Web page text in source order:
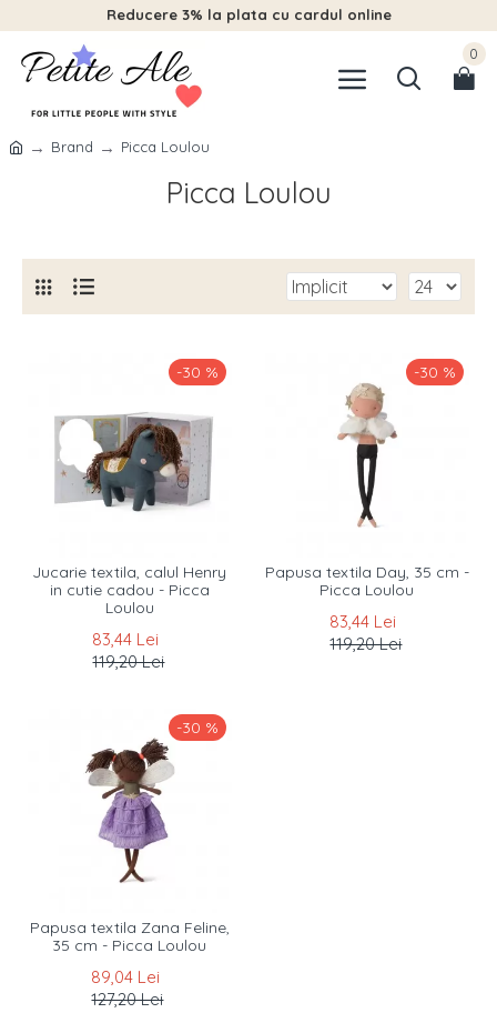
Reducere 3% la plata cu cardul online
0
Brand Picca Loulou
Picca Loulou
-30 %
Jucarie textila, calul Henry
in cutie cadou - Picca
Loulou
83,44 Lei
119,20 Lei
-30 %
Papusa textila Day, 35 cm -
Picca Loulou
83,44 Lei
119,20 Lei
-30 %
Papusa textila Zana Feline,
35 cm - Picca Loulou
89,04 Lei
127,20 Lei